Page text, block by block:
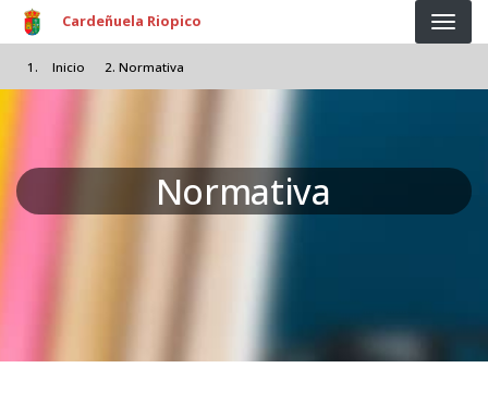
Pasar al contenido principal
Cardeñuela Riopico
Inicio Normativa
Normativa